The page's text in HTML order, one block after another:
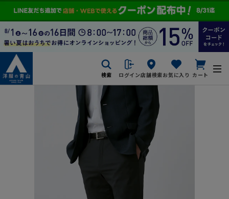
検索 ログイン店舗検索お気に入り カート